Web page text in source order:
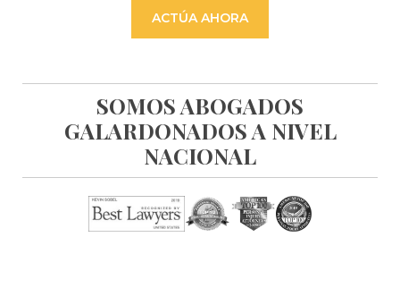
ACTÚA AHORA
SOMOS ABOGADOS
GALARDONADOS A NIVEL
NACIONAL